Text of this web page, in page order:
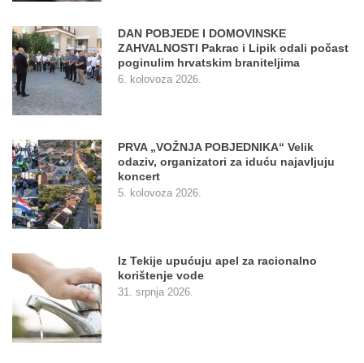
DAN POBJEDE I DOMOVINSKE
ZAHVALNOSTI Pakrac i Lipik odali počast
poginulim hrvatskim braniteljima
6. kolovoza 2026.
PRVA „VOŽNJA POBJEDNIKA“ Velik
odaziv, organizatori za iduću najavljuju
koncert
5. kolovoza 2026.
Iz Tekije upućuju apel za racionalno
korištenje vode
31. srpnja 2026.